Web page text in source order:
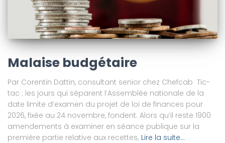
Malaise budgétaire
Par Corentin Dattin, consultant senior chez Chefcab Tic-
tac : les jours qui séparent l’Assemblée nationale de la
date limite d’examen du projet de loi de finances pour
2026, fixée au 24 novembre, fondent. Alors qu’il reste 1900
amendements à examiner en séance publique sur la
première partie relative aux recettes, Lire la suite…